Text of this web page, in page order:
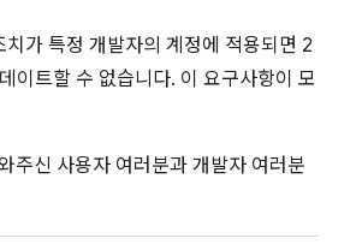
가 특정 개발자의 계정에 적용되면 2
이트할 수 없습니다. 이 요구사항이 모
주신 사용자 여러분과 개발자 여러분